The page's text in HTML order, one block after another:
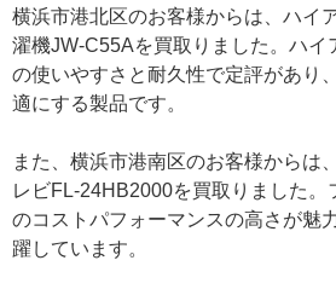
横浜市港北区のお客様からは、ハイ
濯機JW-C55Aを買取りました。ハイ
の使いやすさと耐久性で定評があり
適にする製品です。
また、横浜市港南区のお客様からは
レビFL-24HB2000を買取りました。
のコストパフォーマンスの高さが魅
躍しています。